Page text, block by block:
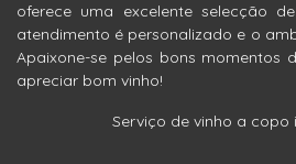
oferece uma excelente selecção
atendimento é personalizado e o
Apaixone-se pelos bons momentos
apreciar bom vinho!
Serviço de vinho a copo